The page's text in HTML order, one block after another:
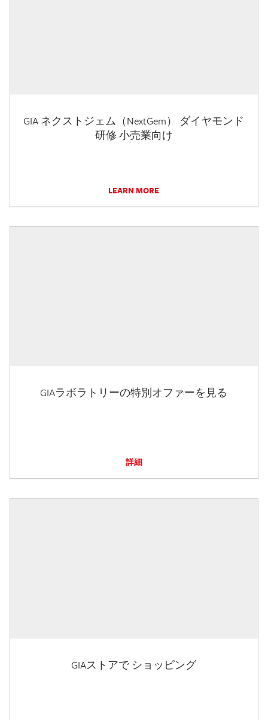
GIA ネクストジェム（NextGem） ダイヤモンド
研修 小売業向け
LEARN MORE
GIAラボラトリーの特別オファーを見る
詳細
GIAストアで ショッピング